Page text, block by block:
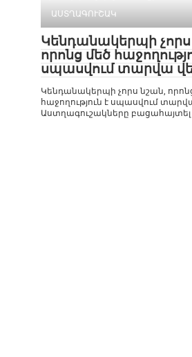
ԱՍՏՂԱԳՈՒՇԱԿ
Կենդանակերպի չորս
որոնց մեծ
սպասվում տարվա
Կենդանակերպի չորս նշան,
հաջողություն է սպասվում տարվա
Աստղագուշակները